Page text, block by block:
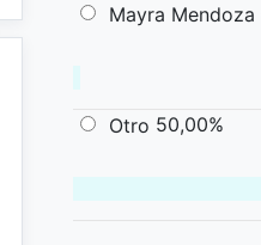
Mayra Mendoza
Otro 50,00%